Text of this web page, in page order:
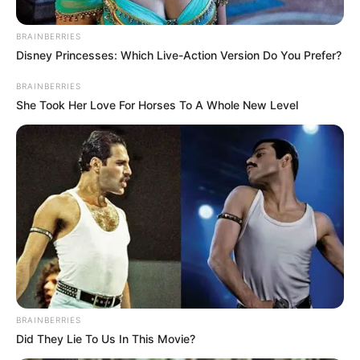
Captura de pantalla
Lorna Cepeda no pagó y se quedó sin datos
Por:María Camila Torres Cepeda
Marzo 8, 2022
BRAINBERRIES
Disney Princesses: Which Live-Action Version Do You Prefer?
BRAINBERRIES
She Took Her Love For Horses To A Whole New Level
BRAINBERRIES
Did They Lie To Us In This Movie?